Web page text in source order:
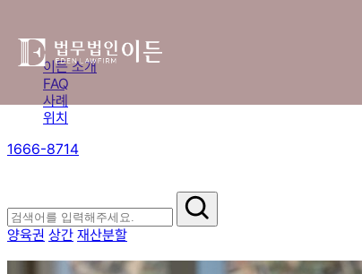
이든 소개
FAQ
사례
위치
1666-8714
양육권 상간 재산분할